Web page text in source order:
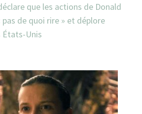
que les actions de Donald
de quoi rire » et déplore
États-Unis